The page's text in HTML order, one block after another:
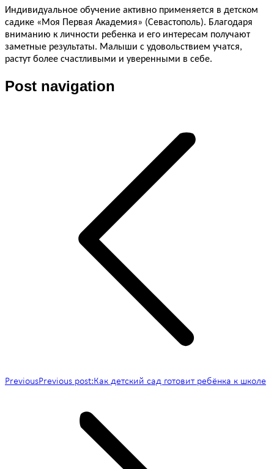
Индивидуальное обучение активно применяется в детском
садике «Моя Первая Академия» (Севастополь). Благодаря
вниманию к личности ребенка и его интересам получают
заметные результаты. Малыши с удовольствием учатся,
растут более счастливыми и уверенными в себе.
Post navigation
PreviousPrevious post:Как детский сад готовит ребёнка к школе